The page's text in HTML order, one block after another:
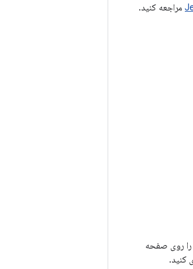
مراجعه کنید.
را روی صفحه
کنید.